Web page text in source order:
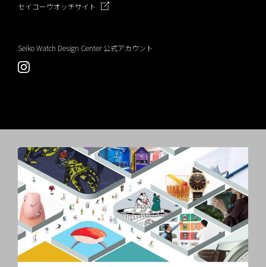
セイコーウオッチサイト
Seiko Watch Design Center 公式アカウント